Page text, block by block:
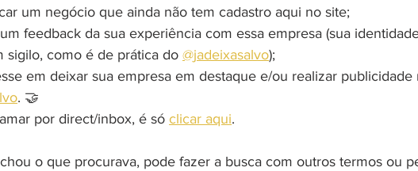
um negócio que ainda não tem cadastro aqui no site;
feedback da sua experiência com essa empresa (sua
sigilo, como é de prática do @jadeixasalvo);
em deixar sua empresa em destaque e/ou realizar publicidade
. 🤝
por direct/inbox, é só clicar aqui.
o que procurava, pode fazer a busca com outros termos ou